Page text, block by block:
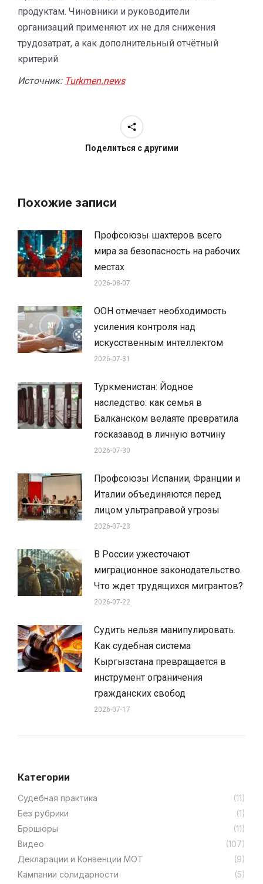
продуктам. Чиновники и руководители
организаций применяют их не для снижения
трудозатрат, а как дополнительный отчётный
критерий.
Источник: Turkmen.news
Поделиться с другими
Похожие записи
Профсоюзы шахтеров всего
мира за безопасность на рабочих
местах
2026-08-07
ООН отмечает необходимость
усиления контроля над
искусственным интеллектом
2026-07-31
Туркменистан: Йодное
наследство: как семья в
Балканском велаяте превратила
госказавод в личную вотчину
2026-07-30
Профсоюзы Испании, Франции и
Италии объединяются перед
лицом ультраправой угрозы
2026-07-23
В России ужесточают
миграционное законодательство.
Что ждет трудящихся мигрантов?
2026-07-22
Судить нельзя манипулировать.
Как судебная система
Кыргызстана превращается в
инструмент ограничения
гражданских свобод
2026-07-17
Категории
Cудебная практика
(11)
Без рубрики
(1)
Брошюры
(11)
Видео
(107)
Декларации и Конвенции МОТ
(9)
Кампании солидарности
(5)